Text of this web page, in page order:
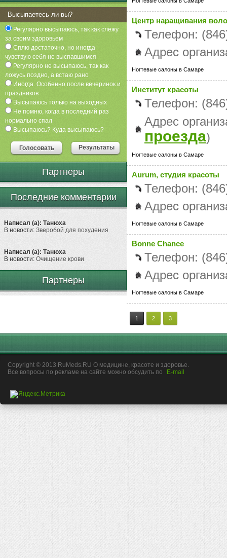
Высыпаетесь ли вы?
Регулярно высыпаюсь, так как слежу
за своим здоровьем
Сплю достаточно, но иногда
чувствую себя не выспавшимся
Регулярно не высыпаюсь, так как
ложусь поздно, а встаю рано
Иногда. Особенно после вечеринок и
праздников
Высыпаюсь только на выходных
Не помню, когда в последний раз
нормально спал
Высыпаюсь? Куда высыпаюсь?
Голосовать Результаты
Партнеры
Последние комментарии
Написал (а): Танюха
В новости: Зверобой для похудения
Написал (а): Танюха
В новости: Очищение крови
Партнеры
Центр наращивания
Телефон:
Адрес
Ногтевые салоны в Самаре
Институт красоты
Телефон:
Адрес
проезда)
Ногтевые салоны в Самаре
Aurum, студия красоты
Телефон:
Адрес
Ногтевые салоны в Самаре
Bonne Chance
Телефон:
Адрес
Ногтевые салоны в Самаре
1 2 3
Copyright © 2013 RuMeds.RU О медицине, красоте и здоровье.
Все вопросы по рекламе на сайте можно обсудить по
E-mail